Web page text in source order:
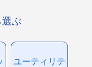
ぶ
ユーティリテ